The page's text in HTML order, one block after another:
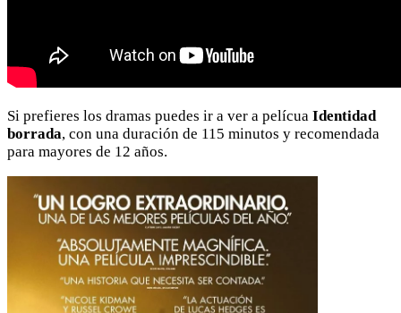
Si prefieres los dramas puedes ir a ver a pelícua Identidad
borrada, con una duración de 115 minutos y recomendada
para mayores de 12 años.